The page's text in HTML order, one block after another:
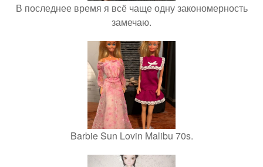
В последнее время я всё чаще одну закономерность
замечаю.
Barbie Sun Lovin Malibu 70s.